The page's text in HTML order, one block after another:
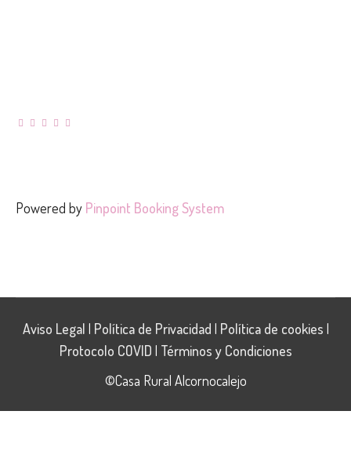
Powered by Pinpoint Booking System
Aviso Legal | Política de Privacidad | Política de cookies |
Protocolo COVID | Términos y Condiciones
©Casa Rural Alcornocalejo